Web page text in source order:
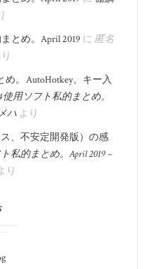
とめ。​April 2019 に 匿名
。 AutoHotkey、キー入
使用ソフト私的まとめ。​
ハより
ス、不安定開発版）の感
私的まとめ。​April 2019 –
り